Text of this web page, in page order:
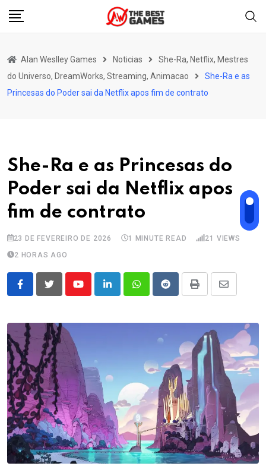
Skip
Alan Weslley Games Noticias
She-Ra, Netflix, Mestres
do Universo, DreamWorks, Streaming, Animacao
She-Ra e as
Princesas do Poder sai da Netflix apos fim de contrato
She-Ra e as Princesas do
Poder sai da Netflix apos
fim de contrato
23 DE FEVEREIRO DE 2026 1 MINUTE READ 21 VIEWS
2 HORAS AGO
YoutubeLinkedInWhatsappRedditPrint
Share
Email